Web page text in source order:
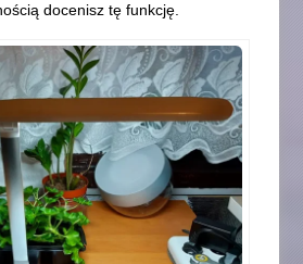
docenisz tę funkcję.